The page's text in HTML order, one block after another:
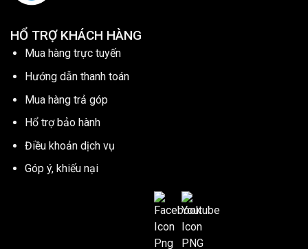
HỔ TRỢ KHÁCH HÀNG
Mua hàng trực tuyến
Hướng dẫn thanh toán
Mua hàng trả góp
Hổ trợ bảo hành
Điều khoản dịch vụ
Góp ý, khiếu nại